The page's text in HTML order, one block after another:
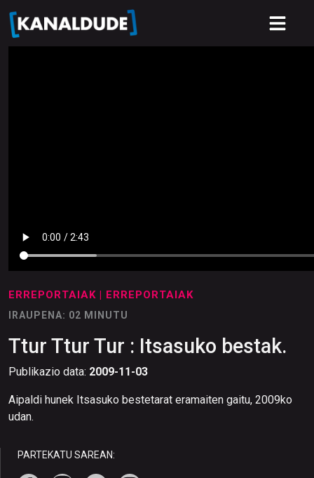
ERREPORTAIAK | ERREPORTAIAK
IRAUPENA: 02 MINUTU
Ttur Ttur Tur : Itsasuko bestak.
Publikazio data: 2009-11-03
Aipaldi hunek Itsasuko bestetarat eramaiten gaitu, 2009ko
udan.
PARTEKATU SAREAN: